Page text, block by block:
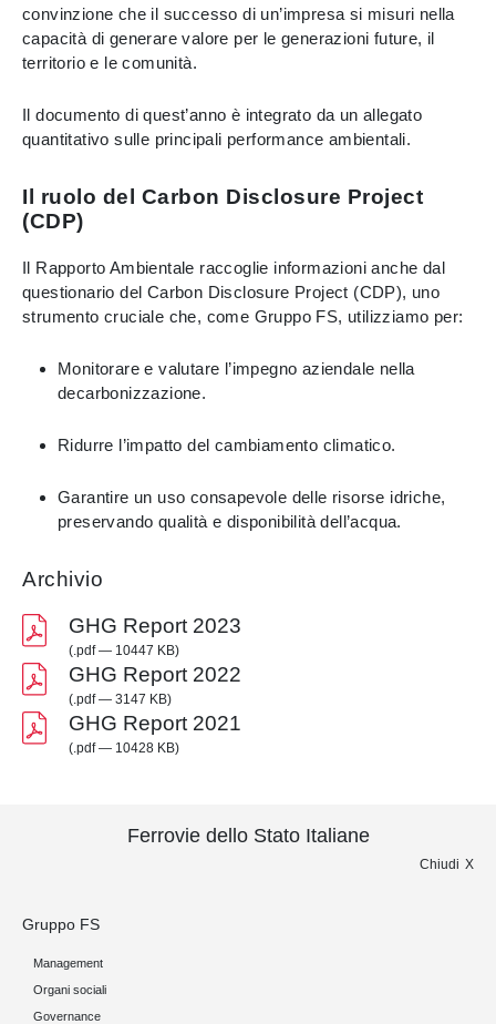
convinzione che il successo di un’impresa si misuri nella
capacità di generare valore per le generazioni future, il
territorio e le comunità.
Il documento di quest’anno è integrato da un allegato
quantitativo sulle principali performance ambientali.
Il ruolo del Carbon Disclosure Project
(CDP)
Il Rapporto Ambientale raccoglie informazioni anche dal
questionario del Carbon Disclosure Project (CDP), uno
strumento cruciale che, come Gruppo FS, utilizziamo per:
Monitorare e valutare l’impegno aziendale nella
decarbonizzazione.
Ridurre l’impatto del cambiamento climatico.
Garantire un uso consapevole delle risorse idriche,
preservando qualità e disponibilità dell’acqua.
Archivio
GHG Report 2023
(.pdf — 10447 KB)
GHG Report 2022
(.pdf — 3147 KB)
GHG Report 2021
(.pdf — 10428 KB)
Ferrovie dello Stato Italiane
Chiudi
Gruppo FS
Management
Organi sociali
Governance